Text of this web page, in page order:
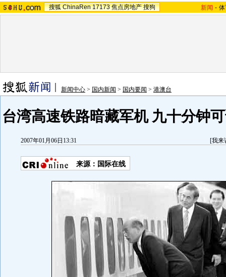
搜狐 ChinaRen 17173 焦点房地产 搜狗 新闻 -
新闻中心 > 国内新闻 > 国内要闻 > 港澳台
台湾高速铁路暗藏军机 九十分钟
2007年01月06日13:31 [我来
来源：国际在线